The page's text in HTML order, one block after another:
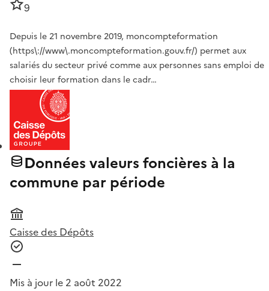
9
Depuis le 21 novembre 2019, moncompteformation
(https\://www\.moncompteformation.gouv.fr/) permet aux
salariés du secteur privé comme aux personnes sans emploi de
choisir leur formation dans le cadr…
Données valeurs foncières à la
commune par période
Caisse des Dépôts
Mis à jour le 2 août 2022